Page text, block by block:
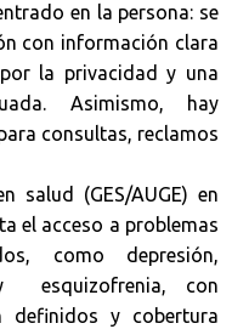
en la persona: se
con información clara
la privacidad y una
Asimismo, hay
consultas, reclamos
salud (GES/AUGE) en
el acceso a problemas
como depresión,
esquizofrenia, con
definidos y cobertura